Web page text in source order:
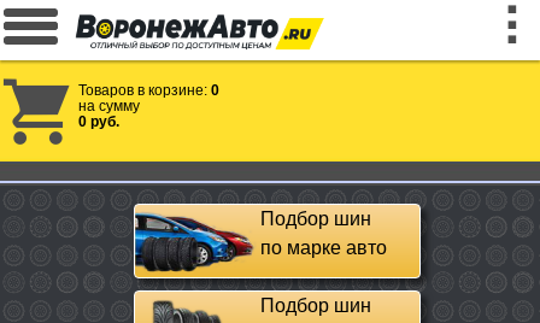
Товаров в корзине: 0
на сумму
0 руб.
Подбор шин
по марке авто
Подбор шин